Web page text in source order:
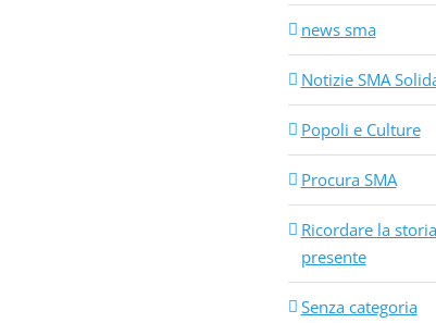
news sma
Notizie SMA
Popoli e Culture
Procura SMA
Ricordare la
presente
Senza categoria